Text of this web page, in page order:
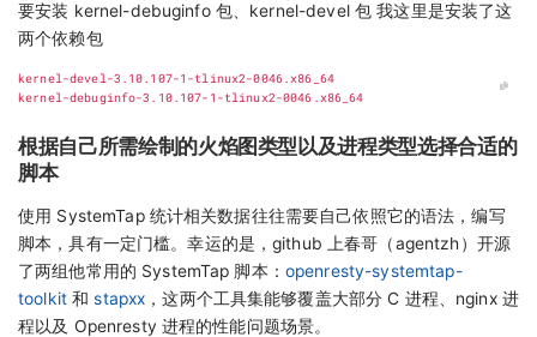
要安装 kernel-debuginfo 包、kernel-devel 包 我这里是安装了这
两个依赖包
kernel-devel-3.10.107-1-tlinux2-0046.x86_64
根据自己所需绘制的火焰图类型以及进程类型选择合适的
脚本
使用 SystemTap 统计相关数据往往需要自己依照它的语法，编写
脚本，具有一定门槛。幸运的是，github 上春哥（agentzh）开源
了两组他常用的 SystemTap 脚本： openresty-systemtap-
toolkit和stapxx ，这两个工具集能够覆盖大部分 C 进程、nginx 进
程以及 Openresty 进程的性能问题场景。